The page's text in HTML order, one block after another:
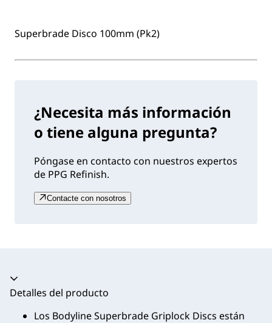
Superbrade Disco 100mm (Pk2)
¿Necesita más información
o tiene alguna pregunta?
Póngase en contacto con nuestros expertos
de PPG Refinish.
Contacte con nosotros
Acordeón colapsado
Detalles del producto
Los Bodyline Superbrade Griplock Discs están